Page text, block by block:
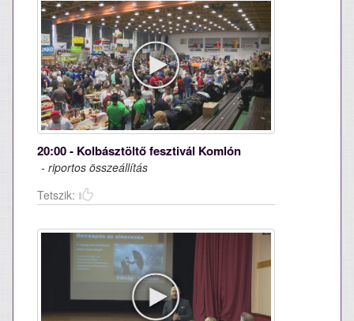
20:00 - Kolbásztöltő fesztivál Komlón
- riportos összeállítás
Tetszik: